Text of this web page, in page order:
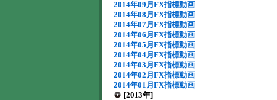
2014年09月FX指標動画
2014年08月FX指標動画
2014年07月FX指標動画
2014年06月FX指標動画
2014年05月FX指標動画
2014年04月FX指標動画
2014年03月FX指標動画
2014年02月FX指標動画
2014年01月FX指標動画
[2013年]